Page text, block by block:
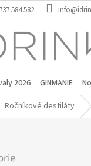
584 582
2026 GINMANIE
Ročníkové destiláty